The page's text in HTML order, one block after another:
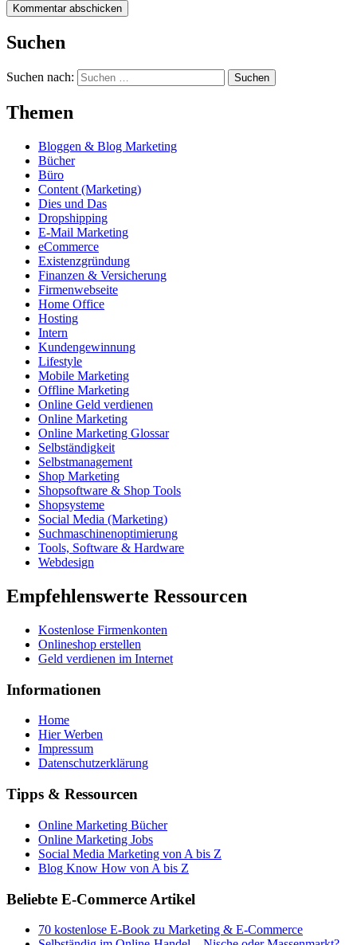
Suchen
Suchen nach:
Themen
Bloggen & Blog Marketing
Bücher
Büro
Content (Marketing)
Dies und Das
Dropshipping
E-Mail Marketing
eCommerce
Existenzgründung
Finanzen & Versicherung
Firmenwebseite
Home Office
Hosting
Intern
Kundengewinnung
Lifestyle
Mobile Marketing
Offline Marketing
Online Geld verdienen
Online Marketing
Online Marketing Glossar
Selbständigkeit
Selbstmanagement
Shop Marketing
Shopsoftware & Shop Tools
Shopsysteme
Social Media (Marketing)
Suchmaschinenoptimierung
Tools, Software & Hardware
Webdesign
Empfehlenswerte Ressourcen
Kostenlose Firmenkonten
Onlineshop erstellen
Geld verdienen im Internet
Informationen
Home
Hier Werben
Impressum
Datenschutzerklärung
Tipps & Ressourcen
Online Marketing Bücher
Online Marketing Jobs
Social Media Marketing von A bis Z
Blog Know How von A bis Z
Beliebte E-Commerce Artikel
70 kostenlose E-Book zu Marketing & E-Commerce